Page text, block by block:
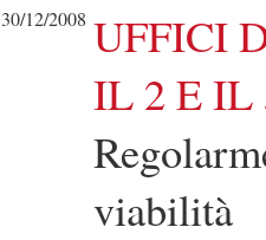
30/12/2008 UFFICI
IL 2 E IL
viabilità